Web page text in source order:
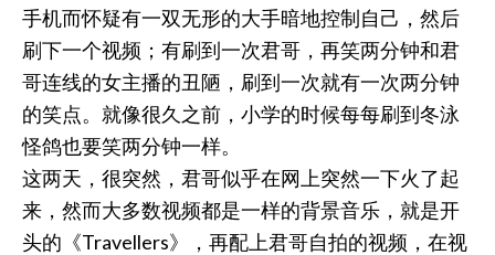
手机而怀疑有一双无形的大手暗地控制自己，然后
刷下一个视频；有刷到一次君哥，再笑两分钟和君
哥连线的女主播的丑陋，刷到一次就有一次两分钟
的笑点。就像很久之前，小学的时候每每刷到冬泳
怪鸽也要笑两分钟一样。
这两天，很突然，君哥似乎在网上突然一下火了起
来，然而大多数视频都是一样的背景音乐，就是开
头的《Travellers》，再配上君哥自拍的视频，在视